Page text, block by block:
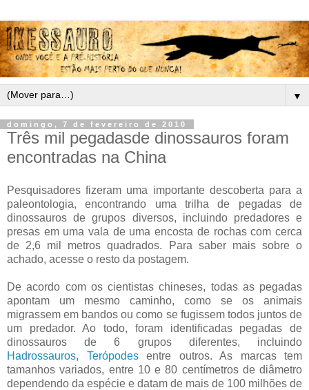
▼
domingo, 7 de fevereiro de 2010
Três mil pegadasde dinossauros foram
encontradas na China
Pesquisadores fizeram uma importante descoberta para a
paleontologia, encontrando uma trilha de pegadas de
dinossauros de grupos diversos, incluindo predadores e
presas em uma vala de uma encosta de rochas com cerca
de 2,6 mil metros quadrados. Para saber mais sobre o
achado, acesse o resto da postagem.
De acordo com os cientistas chineses, todas as pegadas
apontam um mesmo caminho, como se os animais
migrassem em bandos ou como se fugissem todos juntos de
um predador. Ao todo, foram identificadas pegadas de
dinossauros de 6 grupos diferentes, incluindo
Hadrossauros, Terópodesentre outros. As marcas tem
tamanhos variados, entre 10 e 80 centímetros de diâmetro
dependendo da espécie e datam de mais de 100 milhões de